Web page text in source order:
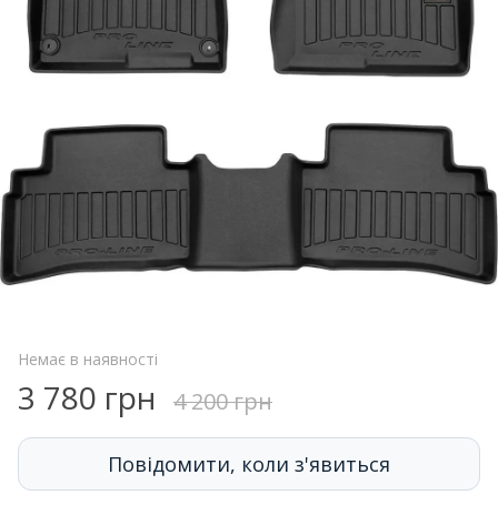
Немає в наявності
3 780 грн 4 200 грн
Повідомити, коли з'явиться